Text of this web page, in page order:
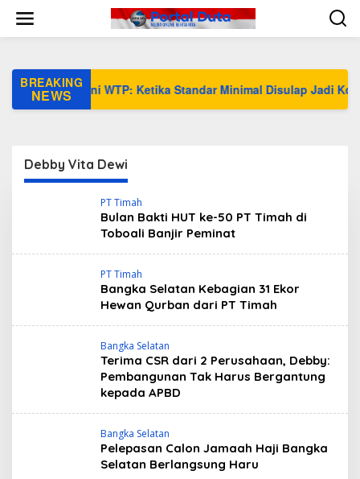
w
BREAKING
NEWS
Opini WTP: Ketika Standar Minimal Disulap Jadi
Debby Vita Dewi
PT Timah
Bulan Bakti HUT ke-50 PT Timah di
Toboali Banjir Peminat
PT Timah
Bangka Selatan Kebagian 31 Ekor
Hewan Qurban dari PT Timah
Bangka Selatan
Terima CSR dari 2 Perusahaan, Debby:
Pembangunan Tak Harus Bergantung
kepada APBD
Bangka Selatan
Pelepasan Calon Jamaah Haji Bangka
Selatan Berlangsung Haru